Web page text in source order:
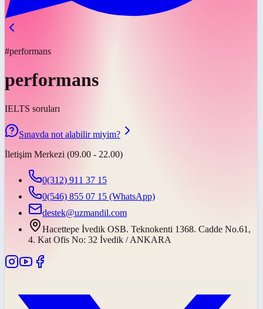
#performans
performans
IELTS soruları
Sınavda not alabilir miyim?
İletişim Merkezi (09.00 - 22.00)
0(312) 911 37 15
0(546) 855 07 15 (WhatsApp)
destek@uzmandil.com
Hacettepe İvedik OSB. Teknokenti 1368. Cadde No.61,
4. Kat Ofis No: 32 İvedik / ANKARA